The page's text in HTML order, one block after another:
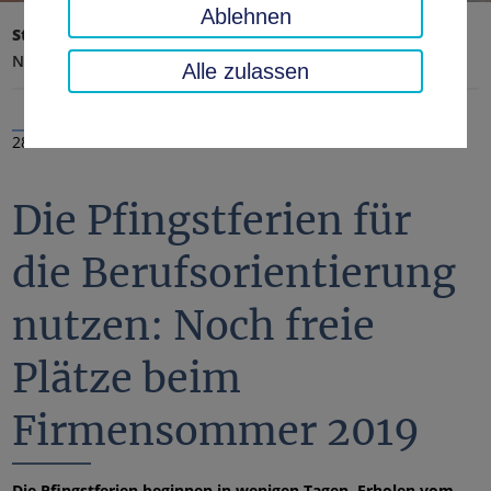
Startseite Landratsamt, Landkreis
Aktuelles
Nachrichten
28.05.2019
Die Pfingstferien für
die Berufsorientierung
nutzen: Noch freie
Plätze beim
Firmensommer 2019
Ablehnen
Alle zulassen